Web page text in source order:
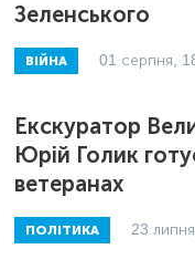
Зеленського
ВІЙНА 01 серпня,
Екскуратор
Юрій Голик
ветеранах
ПОЛІТИКА 23